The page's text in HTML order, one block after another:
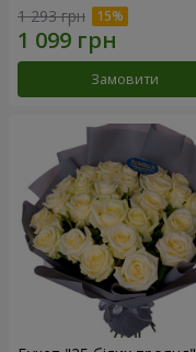
1 293 грн
Замовити